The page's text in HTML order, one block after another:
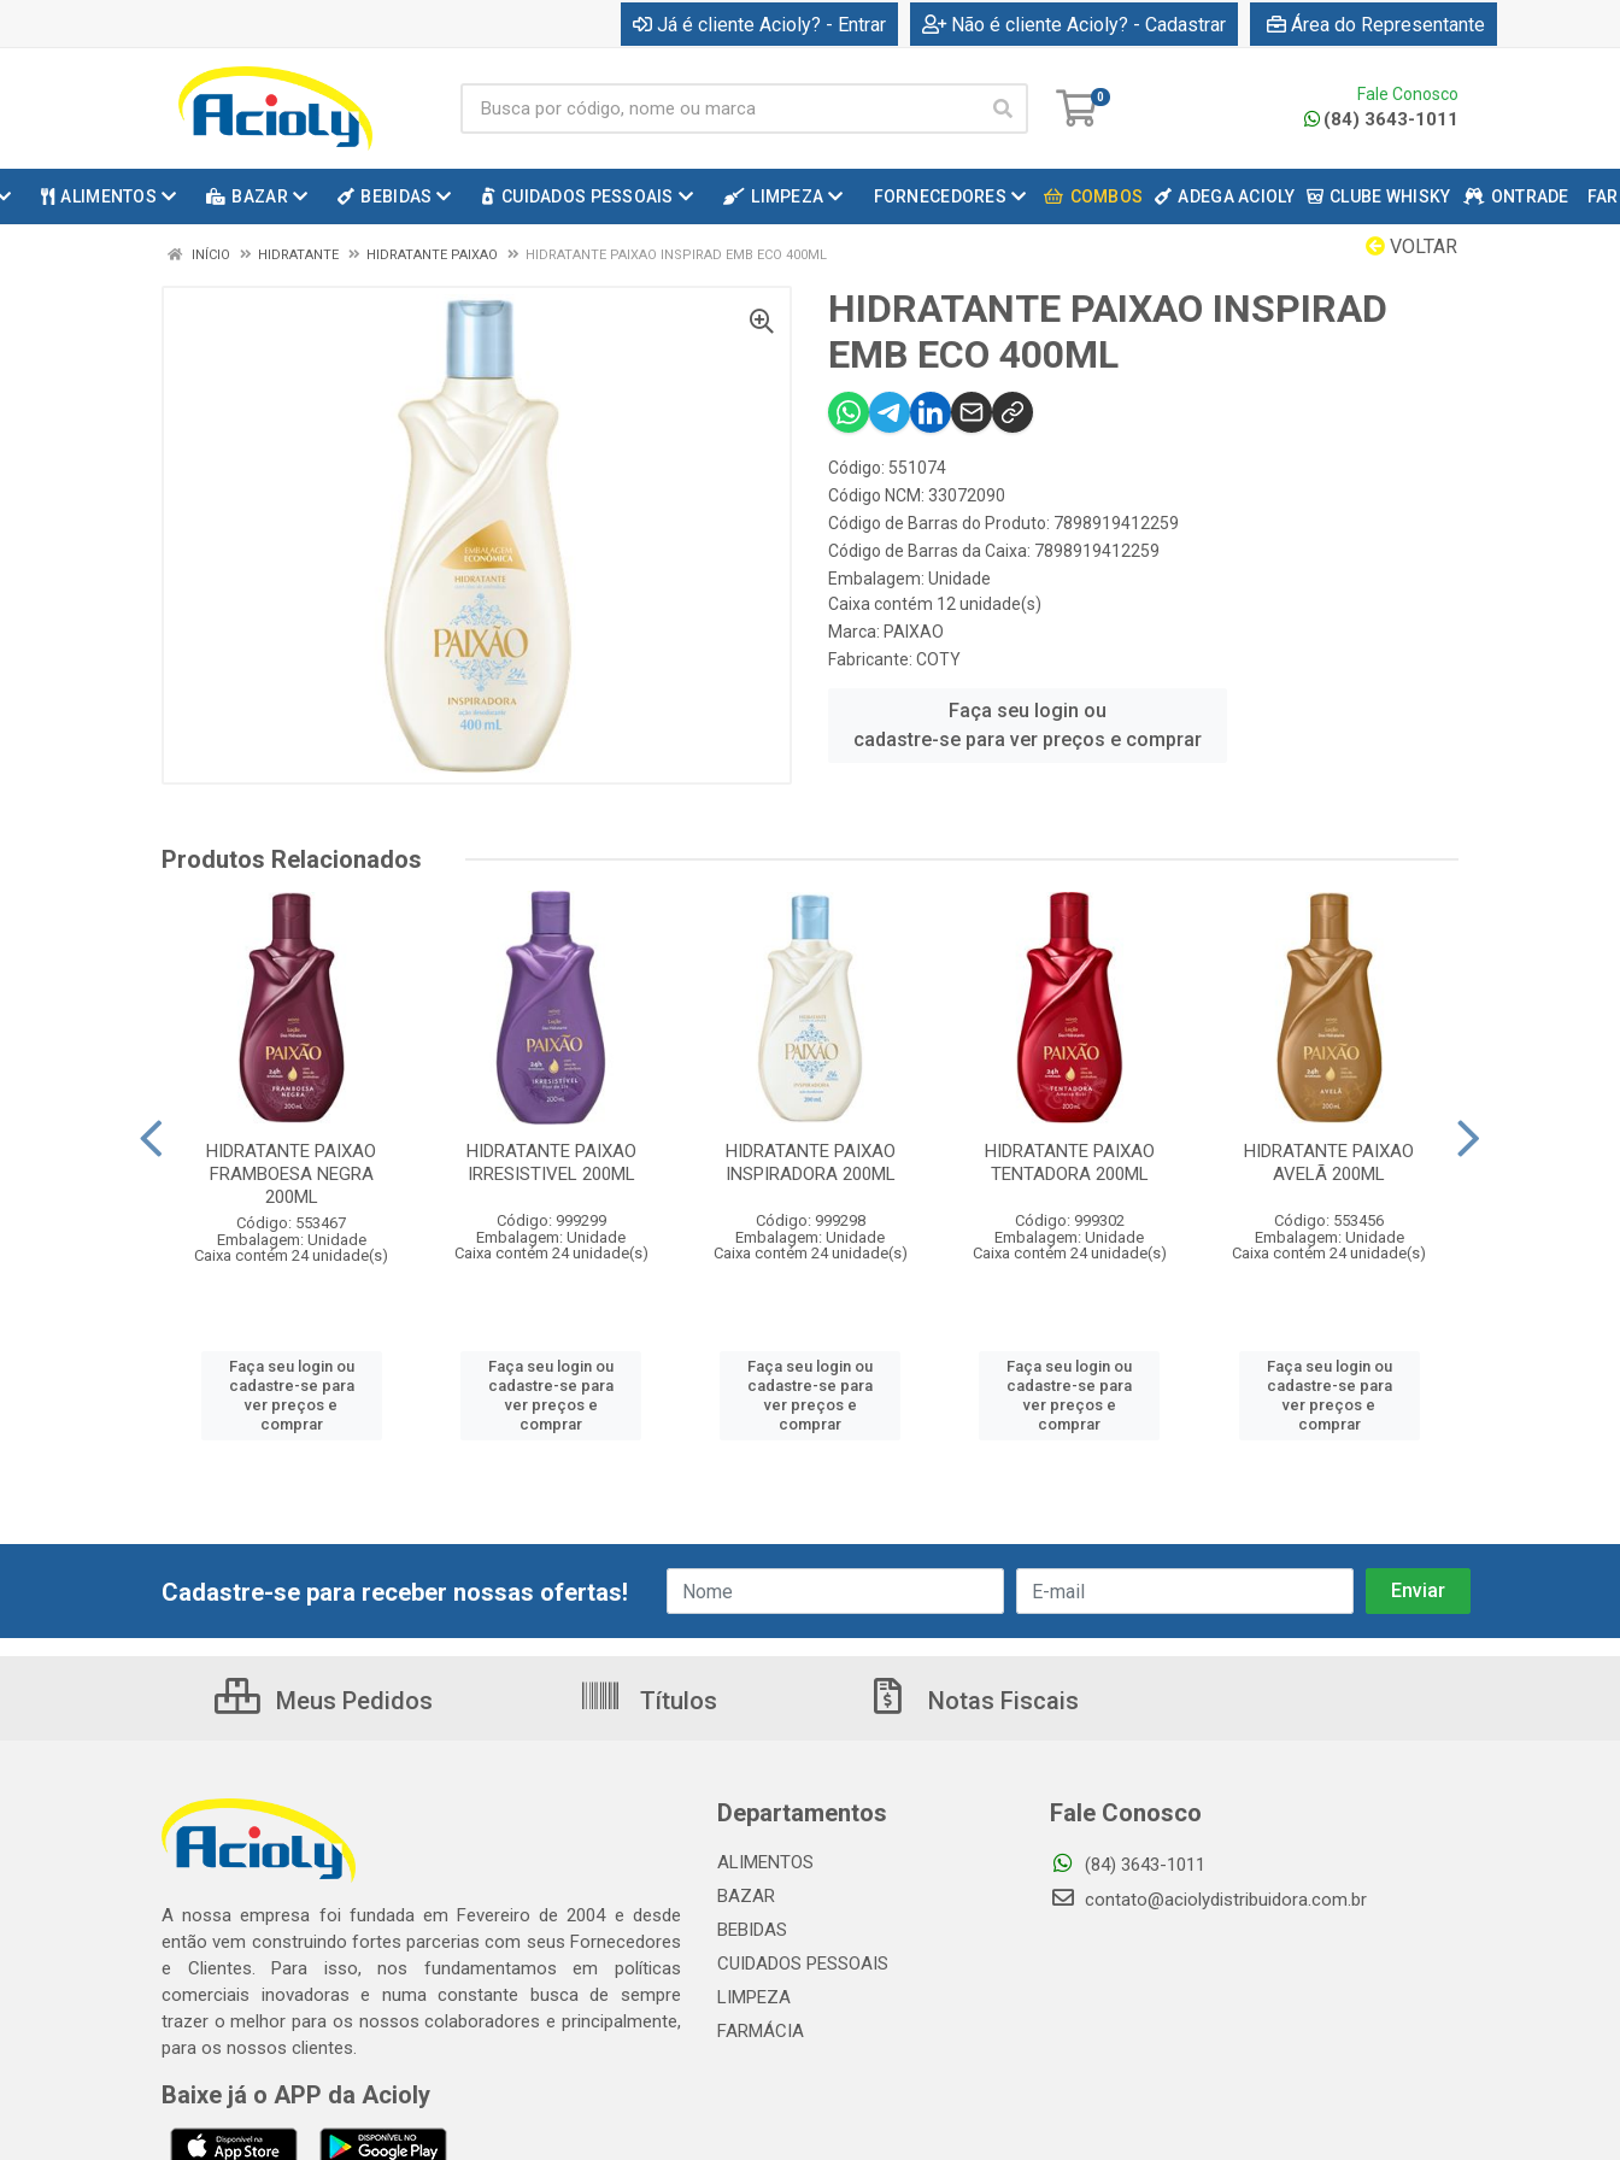
Já é cliente Acioly? - Entrar Não é cliente Acioly? - Cadastrar Área do Representante
0 Fale Conosco
(84) 3643-1011
ALIMENTOS BAZAR BEBIDAS CUIDADOS PESSOAIS LIMPEZA FORNECEDORES COMBOS ADEGA ACIOLY CLUBE WHISKY ONTRADE
VOLTAR
INÍCIO HIDRATANTE HIDRATANTE PAIXAO HIDRATANTE PAIXAO INSPIRAD EMB ECO 400ML
HIDRATANTE PAIXAO INSPIRAD
EMB ECO 400ML
Código: 551074
Código NCM: 33072090
Código de Barras do Produto: 7898919412259
Código de Barras da Caixa: 7898919412259
Embalagem: Unidade
Caixa contém 12 unidade(s)
Marca: PAIXAO
Fabricante: COTY
Faça seu login ou
cadastre-se para ver preços e comprar
Produtos Relacionados
HIDRATANTE PAIXAO
FRAMBOESA NEGRA
200ML
Código: 553467
Embalagem: Unidade
Caixa contém 24 unidade(s)
Faça seu login ou
cadastre-se para
ver preços e
comprar
HIDRATANTE PAIXAO
IRRESISTIVEL 200ML
Código: 999299
Embalagem: Unidade
Caixa contém 24 unidade(s)
Faça seu login ou
cadastre-se para
ver preços e
comprar
HIDRATANTE PAIXAO
INSPIRADORA 200ML
Código: 999298
Embalagem: Unidade
Caixa contém 24 unidade(s)
Faça seu login ou
cadastre-se para
ver preços e
comprar
HIDRATANTE PAIXAO
TENTADORA 200ML
Código: 999302
Embalagem: Unidade
Caixa contém 24 unidade(s)
Faça seu login ou
cadastre-se para
ver preços e
comprar
HIDRATANTE PAIXAO
AVELÃ 200ML
Código: 553456
Embalagem: Unidade
Caixa contém 24 unidade(s)
Faça seu login ou
cadastre-se para
ver preços e
comprar
Cadastre-se para receber nossas ofertas!
Meus Pedidos Títulos Notas Fiscais
A nossa empresa foi fundada em Fevereiro de 2004 e desde
então vem construindo fortes parcerias com seus Fornecedores
e Clientes. Para isso, nos fundamentamos em políticas
comerciais inovadoras e numa constante busca de sempre
trazer o melhor para os nossos colaboradores e principalmente,
para os nossos clientes.
Baixe já o APP da Acioly
Departamentos
ALIMENTOS
BAZAR
BEBIDAS
CUIDADOS PESSOAIS
LIMPEZA
FARMÁCIA
Fale Conosco
(84) 3643-1011
contato@aciolydistribuidora.com.br